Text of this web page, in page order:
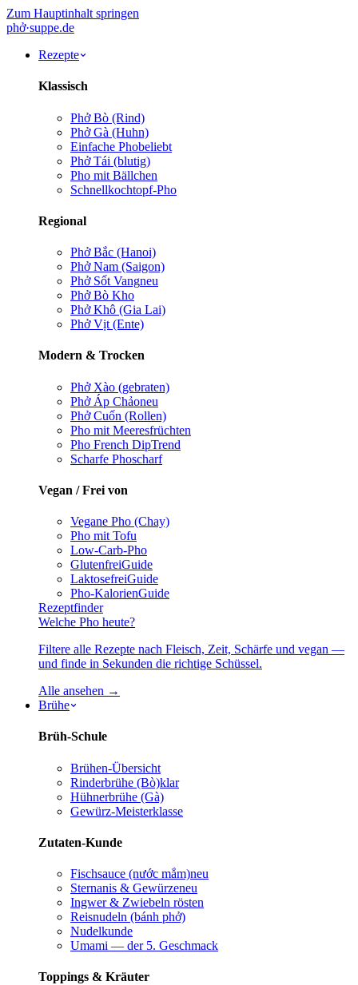
Zum Hauptinhalt springen
phở·suppe.de
Rezepte
Klassisch
Phở Bò (Rind)
Phở Gà (Huhn)
Einfache Phobeliebt
Phở Tái (blutig)
Pho mit Bällchen
Schnellkochtopf-Pho
Regional
Phở Bắc (Hanoi)
Phở Nam (Saigon)
Phở Sốt Vangneu
Phở Bò Kho
Phở Khô (Gia Lai)
Phở Vịt (Ente)
Modern & Trocken
Phở Xào (gebraten)
Phở Áp Chảoneu
Phở Cuốn (Rollen)
Pho mit Meeresfrüchten
Pho French DipTrend
Scharfe Phoscharf
Vegan / Frei von
Vegane Pho (Chay)
Pho mit Tofu
Low-Carb-Pho
GlutenfreiGuide
LaktosefreiGuide
Pho-KalorienGuide
Rezeptfinder
Welche Pho heute?
Filtere alle Rezepte nach Fleisch, Zeit, Schärfe und vegan —
und finde in Sekunden die richtige Schüssel.
Alle ansehen →
Brühe
Brüh-Schule
Brühen-Übersicht
Rinderbrühe (Bò)klar
Hühnerbrühe (Gà)
Gewürz-Meisterklasse
Zutaten-Kunde
Fischsauce (nước mắm)neu
Sternanis & Gewürzeneu
Ingwer & Zwiebeln rösten
Reisnudeln (bánh phở)
Nudelkunde
Umami — der 5. Geschmack
Toppings & Kräuter